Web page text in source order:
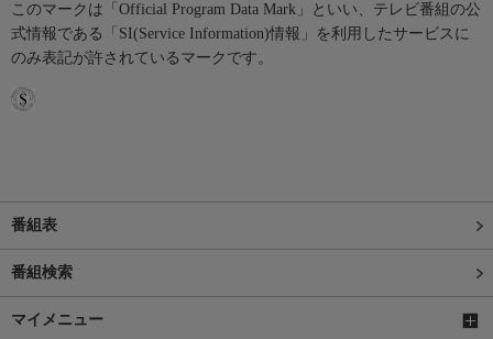
このマークは「Official Program Data Mark」といい、テレビ番組の公
式情報である「SI(Service Information)情報」を利用したサービスに
のみ表記が許されているマークです。
番組表
番組検索
マイメニュー